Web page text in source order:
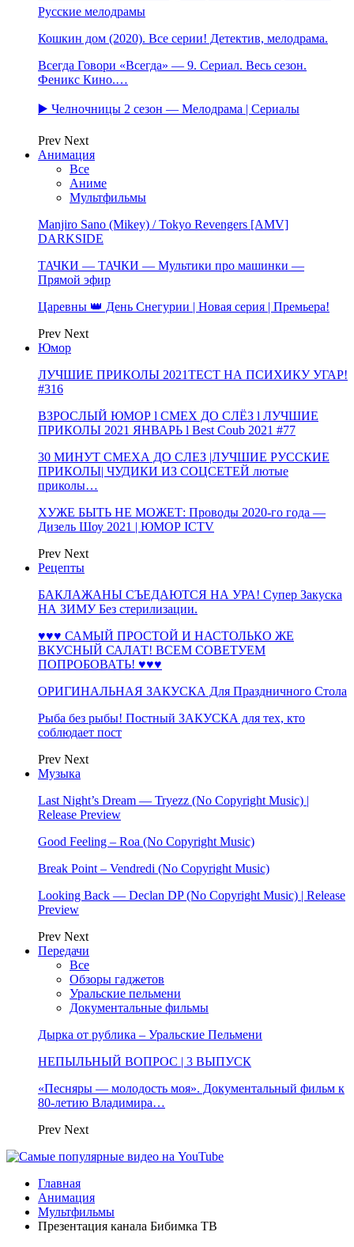
Русские мелодрамы
Кошкин дом (2020). Все серии! Детектив, мелодрама.
Всегда Говори «Всегда» — 9. Сериал. Весь сезон.
Феникс Кино.…
▶️ Челночницы 2 сезон — Мелодрама | Сериалы
Prev Next
Анимация
Все
Аниме
Мультфильмы
Manjiro Sano (Mikey) / Tokyo Revengers [AMV]
DARKSIDE
ТАЧКИ — ТАЧКИ — Мультики про машинки —
Прямой эфир
Царевны 👑 День Снегурии | Новая серия | Премьера!
Prev Next
Юмор
ЛУЧШИЕ ПРИКОЛЫ 2021ТЕСТ НА ПСИХИКУ УГАР!
#316
ВЗРОСЛЫЙ ЮМОР l СМЕХ ДО СЛЁЗ l ЛУЧШИЕ
ПРИКОЛЫ 2021 ЯНВАРЬ l Best Coub 2021 #77
30 МИНУТ СМЕХА ДО СЛЕЗ |ЛУЧШИЕ РУССКИЕ
ПРИКОЛЫ| ЧУДИКИ ИЗ СОЦСЕТЕЙ лютые
приколы…
ХУЖЕ БЫТЬ НЕ МОЖЕТ: Проводы 2020-го года —
Дизель Шоу 2021 | ЮМОР ICTV
Prev Next
Рецепты
БАКЛАЖАНЫ СЪЕДАЮТСЯ НА УРА! Супер Закуска
НА ЗИМУ Без стерилизации.
♥♥♥ САМЫЙ ПРОСТОЙ И НАСТОЛЬКО ЖЕ
ВКУСНЫЙ САЛАТ! ВСЕМ СОВЕТУЕМ
ПОПРОБОВАТЬ! ♥♥♥
ОРИГИНАЛЬНАЯ ЗАКУСКА Для Праздничного Стола
Рыба без рыбы! Постный ЗАКУСКА для тех, кто
соблюдает пост
Prev Next
Музыка
Last Night’s Dream — Tryezz (No Copyright Music) |
Release Preview
Good Feeling – Roa (No Copyright Music)
Break Point – Vendredi (No Copyright Music)
Looking Back — Declan DP (No Copyright Music) | Release
Preview
Prev Next
Передачи
Все
Обзоры гаджетов
Уральские пельмени
Документальные фильмы
Дырка от рублика – Уральские Пельмени
НЕПЫЛЬНЫЙ ВОПРОС | 3 ВЫПУСК
«Песняры — молодость моя». Документальный фильм к
80-летию Владимира…
Prev Next
Главная
Анимация
Мультфильмы
Презентация канала Бибимка ТВ